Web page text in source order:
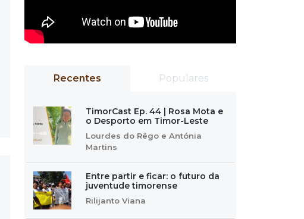
Recentes Populares
TimorCast Ep. 44 | Rosa Mota e
o Desporto em Timor-Leste
Lourdes do Rêgo e Antónia
Martins
Entre partir e ficar: o futuro da
juventude timorense
Rilijanto Viana